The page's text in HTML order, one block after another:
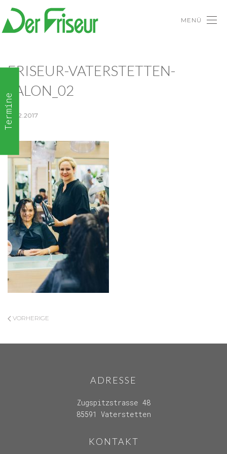
MENÜ
FRISEUR-VATERSTETTEN-
SALON_02
18.12.2017
VORHERIGE
ADRESSE
Zugspitzstrasse 48
85591 Vaterstetten
KONTAKT
Termine